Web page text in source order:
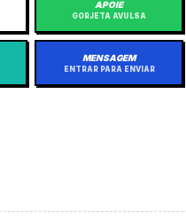
APOIE
GORJETA AVULSA
MENSAGEM
ENTRAR PARA ENVIAR